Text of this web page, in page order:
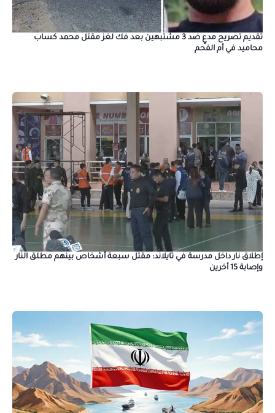
تقديم تصريح مدعٍ ضد 3 مشتبهين بعد فك لغز مقتل محمد كساب
محاميد في أم الفحم
إطلاق نار داخل مدرسة في تايلاند: مقتل سبعة أشخاص بينهم مطلق النار
وإصابة 15 أخرين